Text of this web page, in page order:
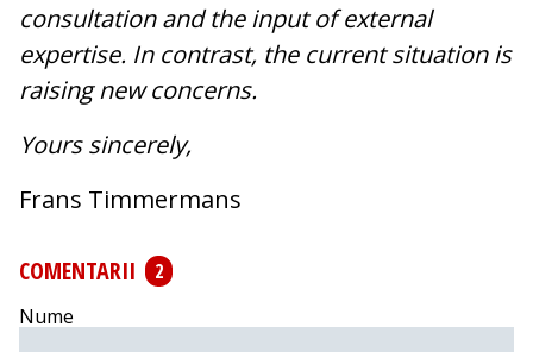
consultation and the input of external
expertise. In contrast, the current situation is
raising new concerns.
Yours sincerely,
Frans Timmermans
COMENTARII
2
Nume